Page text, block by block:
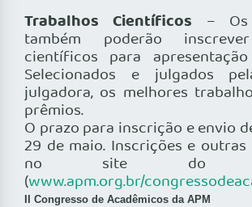
Trabalhos Científicos – Os
também poderão
científicos para
Selecionados e julgados
julgadora, os melhores
prêmios.
O prazo para inscrição e envio
29 de maio. Inscrições e
no site do
(www.apm.org.br/
II Congresso de Acadêmicos da APM